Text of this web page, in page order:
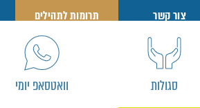
צור קשר תרומות לתהילים
סגולות וואטסאפ יומי